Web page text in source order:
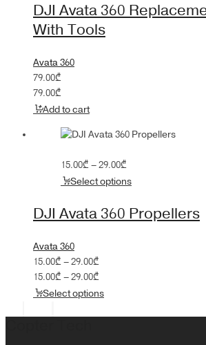
DJI Avata 360
With Tools
Avata 360
79.00₾
79.00₾
Add to cart
15.00₾–29.00₾Price
range:
through
29.00₾
Select options
DJI Avata 360 Propellers
Avata 360
15.00₾–29.00₾Price
range:
15.00₾
15.00₾–29.00₾Price
range:
Select options